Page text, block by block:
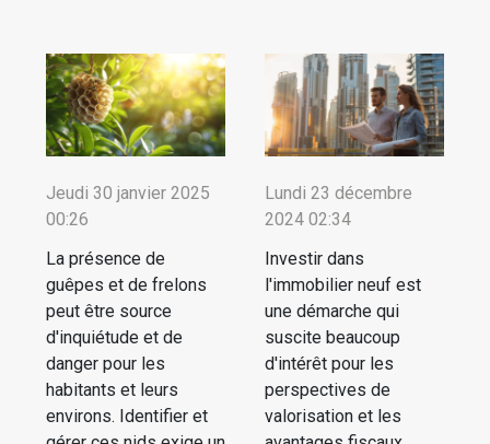
Jeudi 30 janvier 2025
00:26
La présence de
guêpes et de frelons
peut être source
d'inquiétude et de
danger pour les
habitants et leurs
environs. Identifier et
Lundi 23 décembre
2024 02:34
Investir dans
l'immobilier neuf est
une démarche qui
suscite beaucoup
d'intérêt pour les
perspectives de
valorisation et les